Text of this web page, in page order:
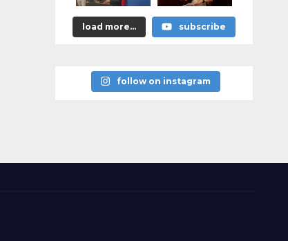
load more... subscribe
follow on instagram